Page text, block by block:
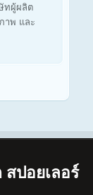
ทผู้ผลิต
าพ และ
ปอยเลอร์